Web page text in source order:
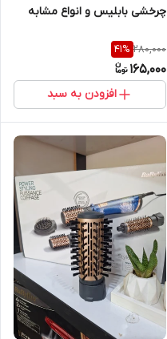
چرخشی بابلیس و انواع مشابه
280,000
41%
165,000
افزودن به سبد